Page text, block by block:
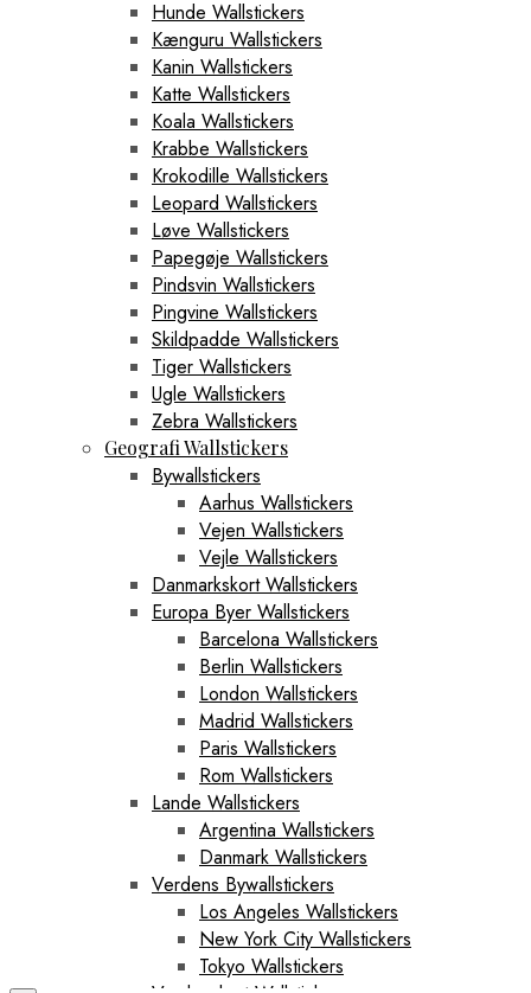
Hunde Wallstickers
Kænguru Wallstickers
Kanin Wallstickers
Katte Wallstickers
Koala Wallstickers
Krabbe Wallstickers
Krokodille Wallstickers
Leopard Wallstickers
Løve Wallstickers
Papegøje Wallstickers
Pindsvin Wallstickers
Pingvine Wallstickers
Skildpadde Wallstickers
Tiger Wallstickers
Ugle Wallstickers
Zebra Wallstickers
Geografi Wallstickers
Bywallstickers
Aarhus Wallstickers
Vejen Wallstickers
Vejle Wallstickers
Danmarkskort Wallstickers
Europa Byer Wallstickers
Barcelona Wallstickers
Berlin Wallstickers
London Wallstickers
Madrid Wallstickers
Paris Wallstickers
Rom Wallstickers
Lande Wallstickers
Argentina Wallstickers
Danmark Wallstickers
Verdens Bywallstickers
Los Angeles Wallstickers
New York City Wallstickers
Tokyo Wallstickers